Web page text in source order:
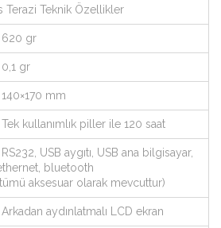
Terazi Teknik Özellikler
620 gr
0,1 gr
140×170 mm
Tek kullanımlık piller ile 120 saat
RS232, USB aygıtı, USB ana bilgisayar,
bluetooth
aksesuar olarak mevcuttur)
Arkadan aydınlatmalı LCD ekran